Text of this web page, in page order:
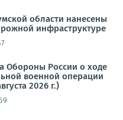
области нанесены
инфраструктуре
Обороны России о ходе
военной операции
2026 г.)